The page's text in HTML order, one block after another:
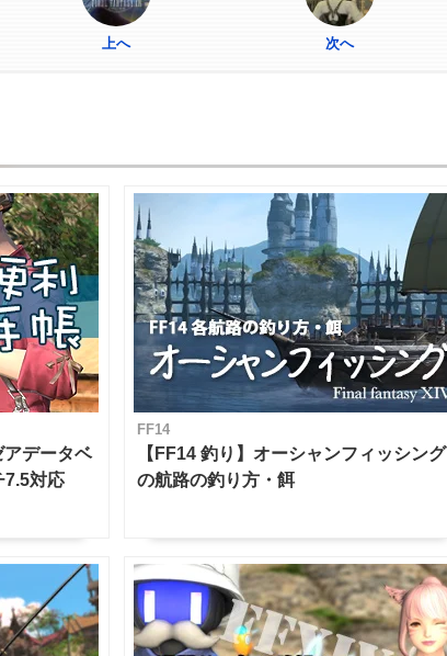
上へ 次へ
アデータベ
7.5対応
FF14
【FF14 釣り】オーシャンフィッシング
の航路の釣り方・餌